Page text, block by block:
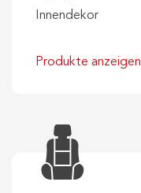
Innendekor
Produkte anzeigen